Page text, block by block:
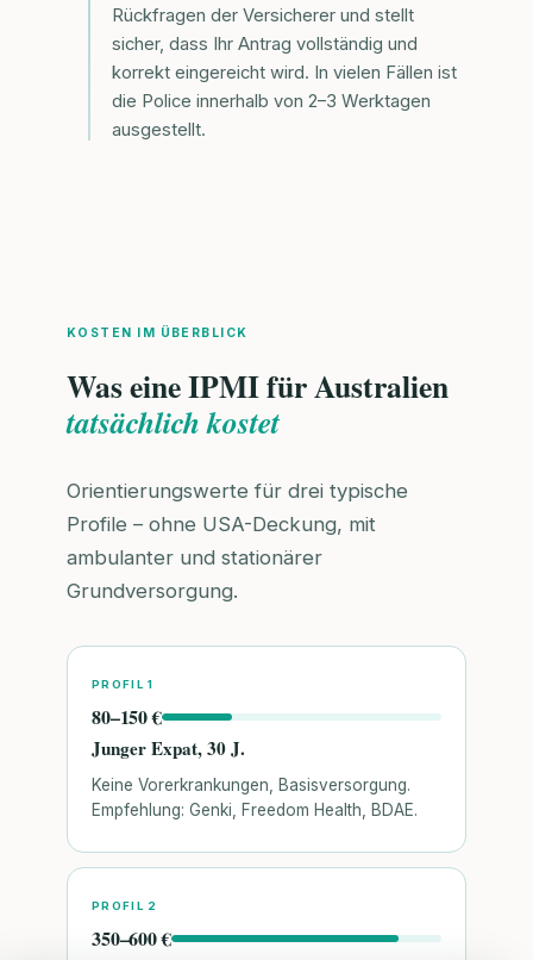
Rückfragen der Versicherer und stellt
sicher, dass Ihr Antrag vollständig und
korrekt eingereicht wird. In vielen Fällen ist
die Police innerhalb von 2–3 Werktagen
ausgestellt.
KOSTEN IM ÜBERBLICK
Was eine IPMI für Australien
tatsächlich kostet
Orientierungswerte für drei typische
Profile – ohne USA-Deckung, mit
ambulanter und stationärer
Grundversorgung.
PROFIL 1
80–150 €
Junger Expat, 30 J.
Keine Vorerkrankungen, Basisversorgung.
Empfehlung: Genki, Freedom Health, BDAE.
PROFIL 2
350–600 €